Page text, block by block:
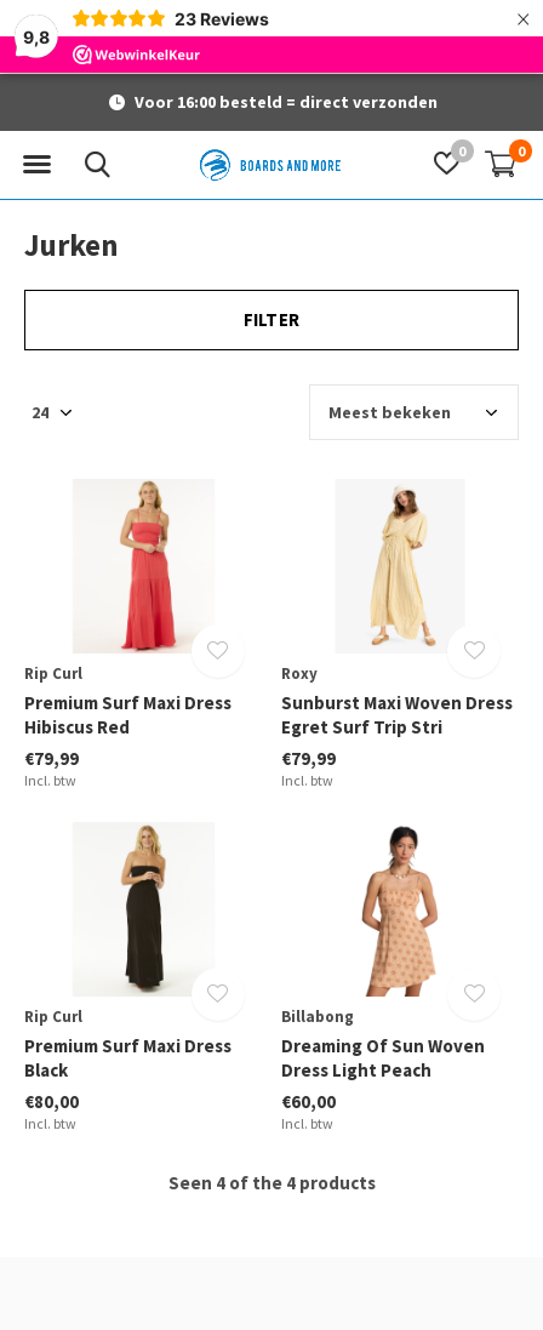
9,8
23 Reviews ×
0 0
Voor 16:00 besteld = direct verzonden
Jurken
FILTER
Rip Curl
Premium Surf Maxi Dress
Hibiscus Red
€79,99
Incl. btw
Roxy
Sunburst Maxi Woven Dress
Egret Surf Trip Stri
€79,99
Incl. btw
Rip Curl
Premium Surf Maxi Dress
Black
€80,00
Incl. btw
Billabong
Dreaming Of Sun Woven
Dress Light Peach
€60,00
Incl. btw
Seen 4 of the 4 products